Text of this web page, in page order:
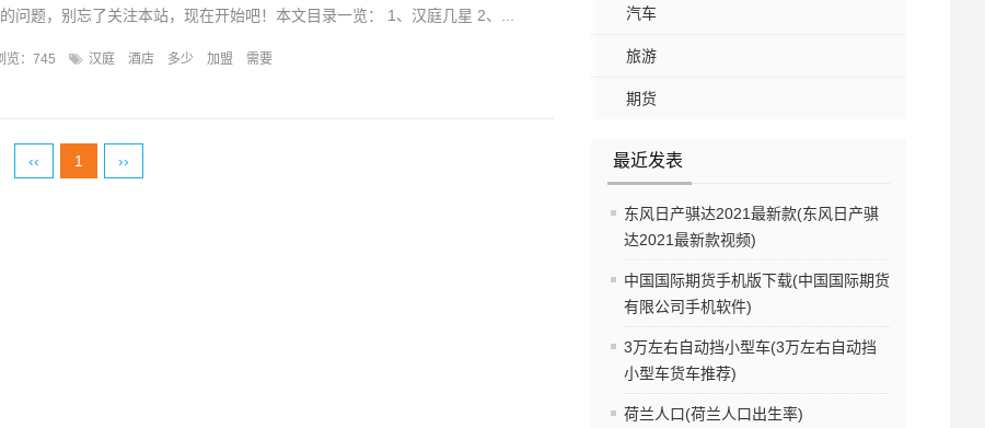
汽车
旅游
期货
最近发表
东风日产骐达2021最新款(东风日产骐
达2021最新款视频)
中国国际期货手机版下载(中国国际期货
有限公司手机软件)
3万左右自动挡小型车(3万左右自动挡
小型车货车推荐)
荷兰人口(荷兰人口出生率)
问题，别忘了关注本站，现在开始吧！本文目录一览： 1、汉庭几星 2、...
览：745 汉庭 酒店 多少 加盟 需要
‹‹ 1 ››